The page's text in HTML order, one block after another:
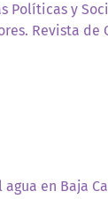
Políticas y
Revista de
en Baja